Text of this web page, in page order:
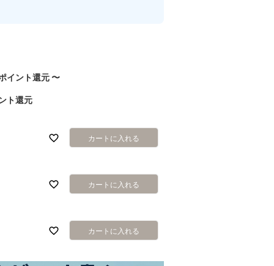
イント還元〜
ト還元
カートに入れる
カートに入れる
カートに入れる